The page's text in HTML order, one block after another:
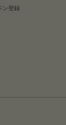
ン登録